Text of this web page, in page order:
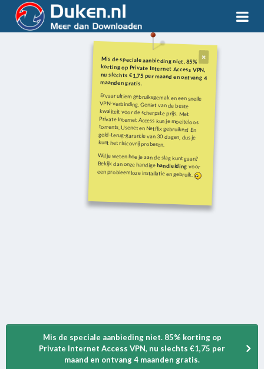
Mis de speciale aanbieding niet. 85%
korting op Private Internet Access VPN,
nu slechts €1,75 per maand en ontvang 4
maanden gratis.
Ervaar ultiem gebruiksgemak en een snelle
VPN-verbinding. Geniet van de beste
kwaliteit voor de scherpste prijs. Met
Private Internet Access kun je moeiteloos
torrents, Usenet en Netflix gebruiken! En
geld-terug-garantie van 30 dagen, dus je
kunt het risicovrij proberen.
Wil je weten hoe je aan de slag kunt gaan?
Bekijk dan onze handigehandleiding voor
een probleemloze installatie en gebruik.
Mis de speciale aanbieding niet. 85% korting op
Private Internet Access VPN, nu slechts €1,75 per
maand en ontvang 4 maanden gratis.